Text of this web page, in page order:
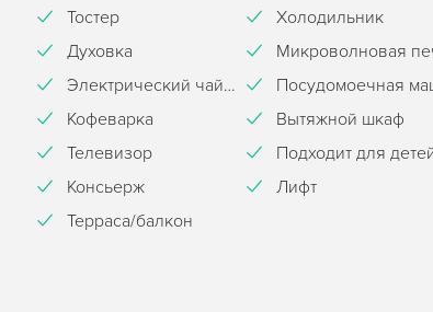
Тостер
Холодильник
Духовка
Микроволновая
Электрический чайник
Посудомоечная
Кофеварка
Вытяжной шкаф
Телевизор
Подходит для
Консьерж
Лифт
Терраса/балкон